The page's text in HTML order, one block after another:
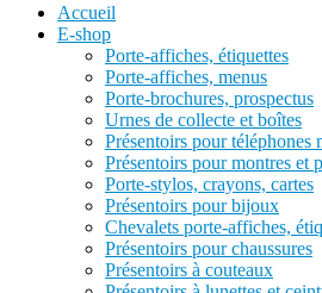
Accueil
E-shop
Porte-affiches, étiquettes
Porte-affiches, menus
Porte-brochures, prospectus
Urnes de collecte et boîtes
Présentoirs pour téléphones
Présentoirs pour montres et
Porte-stylos, crayons, cartes
Présentoirs pour bijoux
Chevalets porte-affiches,
Présentoirs pour chaussures
Présentoirs à couteaux